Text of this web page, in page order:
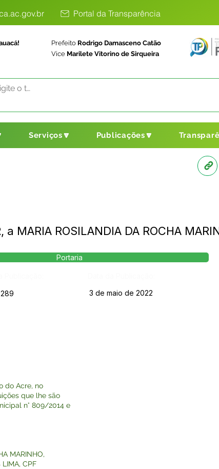
Portal da Transparência
Prefeito Rodrigo Damasceno Catão
Vice Marilete Vitorino de Sirqueira
Serviços🔽 Publicações🔽
MARIA ROSILANDIA DA ROCHA
Portaria
289 3 de maio de 2022
do Acre, no
que lhe são
n° 809/2014 e
MARINHO,
LIMA, CPF